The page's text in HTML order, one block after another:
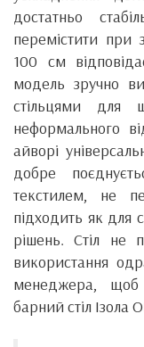
достатньо
перемістити при
100 см
модель зручно
стільцями для
неформального
айворі
добре
текстилем, не
підходить як для
рішень. Стіл не
використання
менеджера, щоб
барний стіл Ізола